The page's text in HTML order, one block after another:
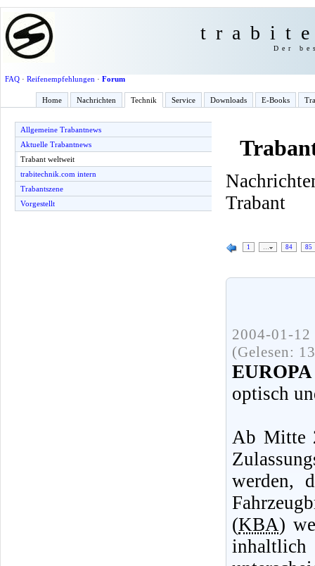
Der
FAQ· Reifenempfehlungen · Forum
Home Nachrichten Technik Service Downloads E-Books
Allgemeine Trabantnews
Aktuelle Trabantnews
Trabant weltweit
trabitechnik.com intern
Trabantszene
Vorgestellt
Trabant
1 84 85
2004-01-
(Gelesen:
optisch
Ab Mitte
werden,
(KBA)